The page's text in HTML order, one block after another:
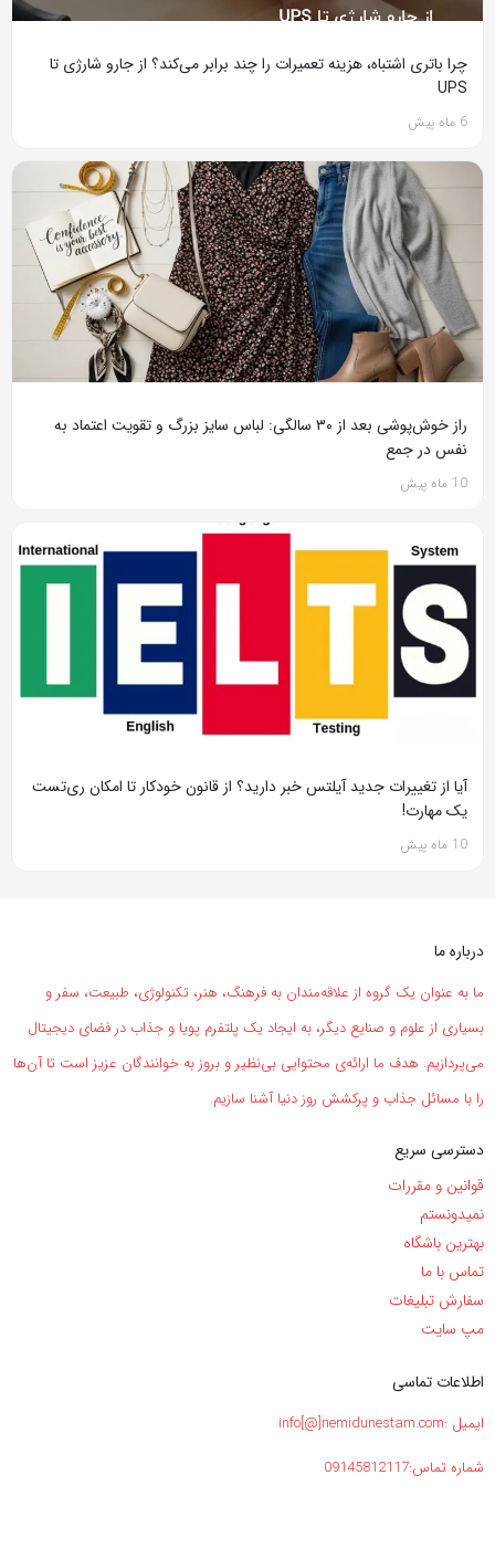
چرا باتری اشتباه، هزینه تعمیرات را چند برابر می‌کند؟ از جارو شارژی تا
UPS
6 ماه پیش
راز خوش‌پوشی بعد از ۳۰ سالگی: لباس سایز بزرگ و تقویت اعتماد به
نفس در جمع
10 ماه پیش
آیا از تغییرات جدید آیلتس خبر دارید؟ از قانون خودکار تا امکان ری‌تست
یک مهارت!
10 ماه پیش
درباره ما
ما به عنوان یک گروه از علاقه‌مندان به فرهنگ، هنر، تکنولوژی، طبیعت، سفر و
بسیاری از علوم و صنایع دیگر، به ایجاد یک پلتفرم پویا و جذاب در فضای دیجیتال
می‌پردازیم. هدف ما ارائه‌ی محتوایی بی‌نظیر و بروز به خوانندگان عزیز است تا آن‌ها
را با مسائل جذاب و پرکشش روز دنیا آشنا سازیم.
دسترسی سریع
قوانین و مقررات
نمیدونستم
بهترین باشگاه
تماس با ما
سفارش تبلیغات
مپ سایت
اطلاعات تماسی
ایمیل :info[@]nemidunestam.com
شماره تماس:09145812117